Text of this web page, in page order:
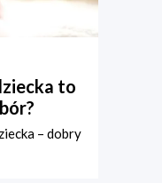
to
– dobry